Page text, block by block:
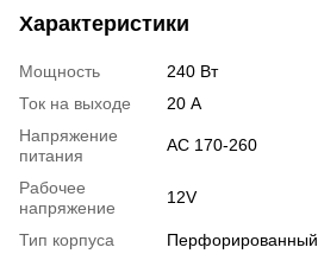
Характеристики
Мощность
240 Вт
Ток на выходе
20 А
Напряжение
питания
АС 170-260
Рабочее
напряжение
12V
Тип корпуса
Перфорированный